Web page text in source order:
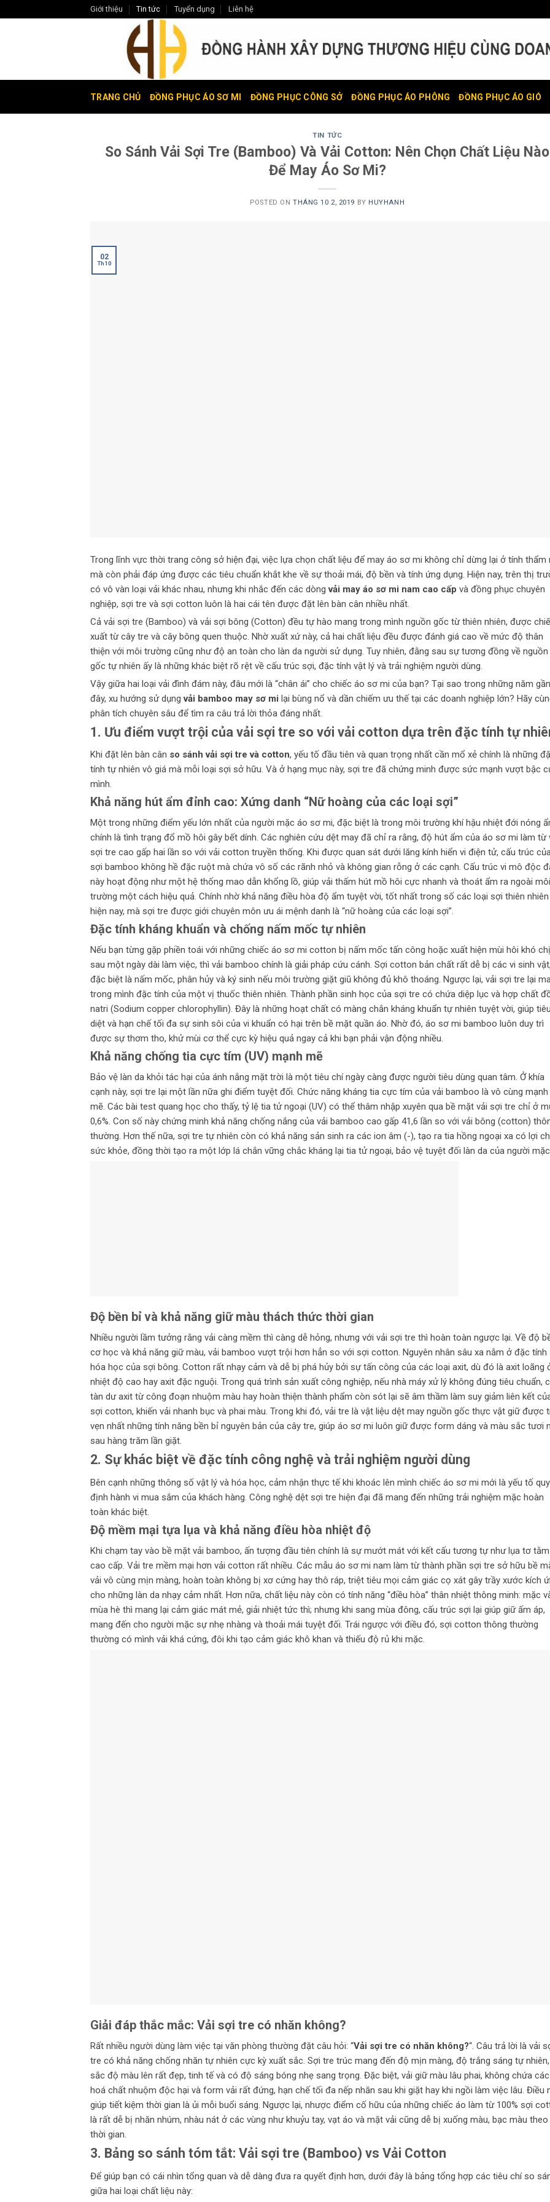
to
Giới thiệu Tin tức Tuyển dụng Liên hệ
TRANG CHỦ ĐỒNG PHỤC ÁO SƠ MI ĐỒNG PHỤC CÔNG SỞ ĐỒNG PHỤC ÁO PHÔNG ĐỒNG PHỤC ÁO GIÓ
TIN TỨC
So Sánh Vải Sợi Tre (Bamboo) Và Vải Cotton: Nên Chọn Chất Liệu Nào
Để May Áo Sơ Mi?
POSTED ON THÁNG 10 2, 2019 BY HUYHANH
02
Th10
Trong lĩnh vực thời trang công sở hiện đại, việc lựa chọn chất liệu để may áo sơ mi không chỉ dừng lại ở tính thẩm
mà còn phải đáp ứng được các tiêu chuẩn khắt khe về sự thoải mái, độ bền và tính ứng dụng. Hiện nay, trên thị
có vô vàn loại vải khác nhau, nhưng khi nhắc đến các dòngvải may áo sơ mi nam cao cấp và đồng phục chuyên
nghiệp, sợi tre và sợi cotton luôn là hai cái tên được đặt lên bàn cân nhiều nhất.
Cả vải sợi tre (Bamboo) và vải sợi bông (Cotton) đều tự hào mang trong mình nguồn gốc từ thiên nhiên, được
xuất từ cây tre và cây bông quen thuộc. Nhờ xuất xứ này, cả hai chất liệu đều được đánh giá cao về mức độ thân
thiện với môi trường cũng như độ an toàn cho làn da người sử dụng. Tuy nhiên, đằng sau sự tương đồng về nguồn
gốc tự nhiên ấy là những khác biệt rõ rệt về cấu trúc sợi, đặc tính vật lý và trải nghiệm người dùng.
Vậy giữa hai loại vải đình đám này, đâu mới là “chân ái” cho chiếc áo sơ mi của bạn? Tại sao trong những năm gần
đây, xu hướng sử dụngvải bamboo may sơ mi lại bùng nổ và dần chiếm ưu thế tại các doanh nghiệp lớn? Hãy
phân tích chuyên sâu để tìm ra câu trả lời thỏa đáng nhất.
1. Ưu điểm vượt trội của vải sợi tre so với vải cotton dựa trên đặc tính tự
Khi đặt lên bàn cân so sánh vải sợi tre và cotton, yếu tố đầu tiên và quan trọng nhất cần mổ xẻ chính là những
tính tự nhiên vô giá mà mỗi loại sợi sở hữu. Và ở hạng mục này, sợi tre đã chứng minh được sức mạnh vượt bậc
mình.
Khả năng hút ẩm đỉnh cao: Xứng danh “Nữ hoàng của các loại sợi”
Một trong những điểm yếu lớn nhất của người mặc áo sơ mi, đặc biệt là trong môi trường khí hậu nhiệt đới nóng
chính là tình trạng đổ mồ hôi gây bết dính. Các nghiên cứu dệt may đã chỉ ra rằng, độ hút ẩm của áo sơ mi làm từ
sợi tre cao gấp hai lần so với vải cotton truyền thống. Khi được quan sát dưới lăng kính hiển vi điện tử, cấu trúc
sợi bamboo không hề đặc ruột mà chứa vô số các rãnh nhỏ và không gian rỗng ở các cạnh. Cấu trúc vi mô độc
này hoạt động như một hệ thống mao dẫn khổng lồ, giúp vải thấm hút mồ hôi cực nhanh và thoát ẩm ra ngoài môi
trường một cách hiệu quả. Chính nhờ khả năng điều hòa độ ẩm tuyệt vời, tốt nhất trong số các loại sợi thiên nhiên
hiện nay, mà sợi tre được giới chuyên môn ưu ái mệnh danh là “nữ hoàng của các loại sợi”.
Đặc tính kháng khuẩn và chống nấm mốc tự nhiên
Nếu bạn từng gặp phiền toái với những chiếc áo sơ mi cotton bị nấm mốc tấn công hoặc xuất hiện mùi hôi khó
sau một ngày dài làm việc, thì vải bamboo chính là giải pháp cứu cánh. Sợi cotton bản chất rất dễ bị các vi sinh vật,
đặc biệt là nấm mốc, phân hủy và ký sinh nếu môi trường giặt giũ không đủ khô thoáng. Ngược lại, vải sợi tre lại
trong mình đặc tính của một vị thuốc thiên nhiên. Thành phần sinh học của sợi tre có chứa diệp lục và hợp chất
natri (Sodium copper chlorophyllin). Đây là những hoạt chất có màng chắn kháng khuẩn tự nhiên tuyệt vời, giúp tiêu
diệt và hạn chế tối đa sự sinh sôi của vi khuẩn có hại trên bề mặt quần áo. Nhờ đó, áo sơ mi bamboo luôn duy trì
được sự thơm tho, khử mùi cơ thể cực kỳ hiệu quả ngay cả khi bạn phải vận động nhiều.
Khả năng chống tia cực tím (UV) mạnh mẽ
Bảo vệ làn da khỏi tác hại của ánh nắng mặt trời là một tiêu chí ngày càng được người tiêu dùng quan tâm. Ở khía
cạnh này, sợi tre lại một lần nữa ghi điểm tuyệt đối. Chức năng kháng tia cực tím của vải bamboo là vô cùng mạnh
mẽ. Các bài test quang học cho thấy, tỷ lệ tia tử ngoại (UV) có thể thâm nhập xuyên qua bề mặt vải sợi tre chỉ ở
0,6%. Con số này chứng minh khả năng chống nắng của vải bamboo cao gấp 41,6 lần so với vải bông (cotton)
thường. Hơn thế nữa, sợi tre tự nhiên còn có khả năng sản sinh ra các ion âm (-), tạo ra tia hồng ngoại xa có lợi
sức khỏe, đồng thời tạo ra một lớp lá chắn vững chắc kháng lại tia tử ngoại, bảo vệ tuyệt đối làn da của người
Độ bền bỉ và khả năng giữ màu thách thức thời gian
Nhiều người lầm tưởng rằng vải càng mềm thì càng dễ hỏng, nhưng với vải sợi tre thì hoàn toàn ngược lại. Về độ
cơ học và khả năng giữ màu, vải bamboo vượt trội hơn hẳn so với sợi cotton. Nguyên nhân sâu xa nằm ở đặc tính
hóa học của sợi bông. Cotton rất nhạy cảm và dễ bị phá hủy bởi sự tấn công của các loại axit, dù đó là axit loãng
nhiệt độ cao hay axit đặc nguội. Trong quá trình sản xuất công nghiệp, nếu nhà máy xử lý không đúng tiêu chuẩn,
tàn dư axit từ công đoạn nhuộm màu hay hoàn thiện thành phẩm còn sót lại sẽ âm thầm làm suy giảm liên kết
sợi cotton, khiến vải nhanh bục và phai màu. Trong khi đó, vải tre là vật liệu dệt may nguồn gốc thực vật giữ được
vẹn nhất những tính năng bền bỉ nguyên bản của cây tre, giúp áo sơ mi luôn giữ được form dáng và màu sắc tươi
sau hàng trăm lần giặt.
2. Sự khác biệt về đặc tính công nghệ và trải nghiệm người dùng
Bên cạnh những thông số vật lý và hóa học, cảm nhận thực tế khi khoác lên mình chiếc áo sơ mi mới là yếu tố
định hành vi mua sắm của khách hàng. Công nghệ dệt sợi tre hiện đại đã mang đến những trải nghiệm mặc hoàn
toàn khác biệt.
Độ mềm mại tựa lụa và khả năng điều hòa nhiệt độ
Khi chạm tay vào bề mặt vải bamboo, ấn tượng đầu tiên chính là sự mướt mát với kết cấu tương tự như lụa tơ tằm
cao cấp. Vải tre mềm mại hơn vải cotton rất nhiều. Các mẫu áo sơ mi nam làm từ thành phần sợi tre sở hữu bề
vải vô cùng mịn màng, hoàn toàn không bị xơ cứng hay thô ráp, triệt tiêu mọi cảm giác cọ xát gây trầy xước kích
cho những làn da nhạy cảm nhất. Hơn nữa, chất liệu này còn có tính năng “điều hòa” thân nhiệt thông minh: mặc
mùa hè thì mang lại cảm giác mát mẻ, giải nhiệt tức thì; nhưng khi sang mùa đông, cấu trúc sợi lại giúp giữ ấm áp,
mang đến cho người mặc sự nhẹ nhàng và thoải mái tuyệt đối. Trái ngược với điều đó, sợi cotton thông thường
thường có mình vải khá cứng, đôi khi tạo cảm giác khô khan và thiếu độ rủ khi mặc.
Giải đáp thắc mắc: Vải sợi tre có nhăn không?
Rất nhiều người dùng làm việc tại văn phòng thường đặt câu hỏi: “Vải sợi tre có nhăn không?“. Câu trả lời là vải
tre có khả năng chống nhăn tự nhiên cực kỳ xuất sắc. Sợi tre trúc mang đến độ mịn màng, độ trắng sáng tự nhiên,
sắc độ màu lên rất đẹp, tinh tế và có độ sáng bóng nhẹ sang trọng. Đặc biệt, vải giữ màu lâu phai, không chứa các
hoá chất nhuộm độc hại và form vải rất đứng, hạn chế tối đa nếp nhăn sau khi giặt hay khi ngồi làm việc lâu. Điều
giúp tiết kiệm thời gian là ủi mỗi buổi sáng. Ngược lại, nhược điểm cố hữu của những chiếc áo làm từ 100% sợi
là rất dễ bị nhăn nhúm, nhàu nát ở các vùng như khuỷu tay, vạt áo và mặt vải cũng dễ bị xuống màu, bạc màu theo
thời gian.
3. Bảng so sánh tóm tắt: Vải sợi tre (Bamboo) vs Vải Cotton
Để giúp bạn có cái nhìn tổng quan và dễ dàng đưa ra quyết định hơn, dưới đây là bảng tổng hợp các tiêu chí so
giữa hai loại chất liệu này: